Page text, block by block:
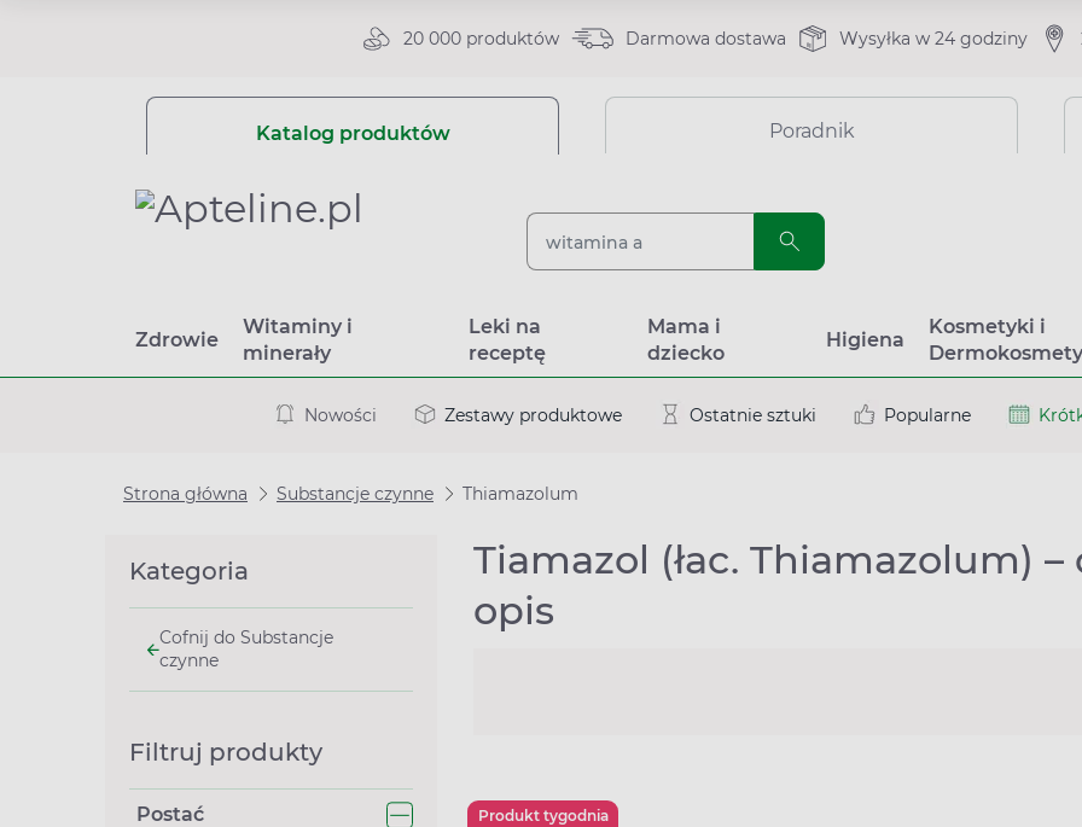
20 000 produktów Darmowa dostawa Wysyłka w 24 godziny
Katalog produktów Poradnik
Zdrowie
Witaminy i
minerały
Leki na
receptę
Mama i
dziecko
Higiena
Kosmetyki i
Nowości Zestawy produktowe Ostatnie sztuki Popularne
Strona główna Substancje czynne Thiamazolum
Kategoria
Cofnij do Substancje
czynne
Filtruj produkty
Postać
Tiamazol (łac. Thiamazolum) –
opis
Produkt tygodnia